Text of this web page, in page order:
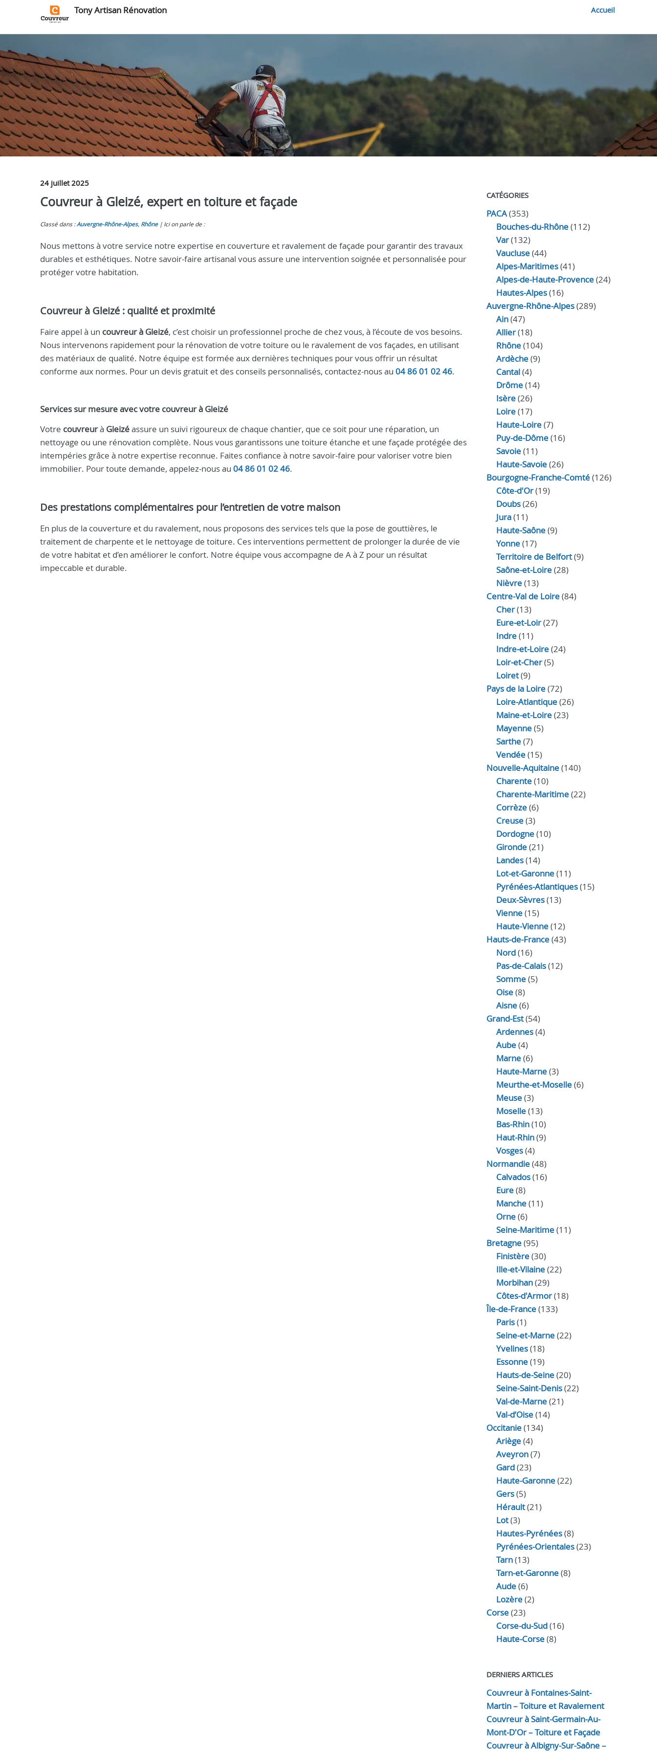
Tony Artisan Rénovation Accueil
24 juillet 2025
Couvreur à Gleizé, expert en toiture et façade
Classé dans :Auvergne-Rhône-Alpes, Rhône Ici on parle de :
Nous mettons à votre service notre expertise en couverture et ravalement de façade pour garantir des travaux
durables et esthétiques. Notre savoir-faire artisanal vous assure une intervention soignée et personnalisée pour
protéger votre habitation.
Couvreur à Gleizé : qualité et proximité
Faire appel à un couvreur à Gleizé, c’est choisir un professionnel proche de chez vous, à l’écoute de vos besoins.
Nous intervenons rapidement pour la rénovation de votre toiture ou le ravalement de vos façades, en utilisant
des matériaux de qualité. Notre équipe est formée aux dernières techniques pour vous offrir un résultat
conforme aux normes. Pour un devis gratuit et des conseils personnalisés, contactez-nous au 04 86 01 02 46.
Services sur mesure avec votre couvreurà Gleizé
Votre couvreurà Gleizéassure un suivi rigoureux de chaque chantier, que ce soit pour une réparation, un
nettoyage ou une rénovation complète. Nous vous garantissons une toiture étanche et une façade protégée des
intempéries grâce à notre expertise reconnue. Faites confiance à notre savoir-faire pour valoriser votre bien
immobilier. Pour toute demande, appelez-nous au 04 86 01 02 46.
Des prestations complémentaires pour l’entretien de votre maison
En plus de la couverture et du ravalement, nous proposons des services tels que la pose de gouttières, le
traitement de charpente et le nettoyage de toiture. Ces interventions permettent de prolonger la durée de vie
de votre habitat et d’en améliorer le confort. Notre équipe vous accompagne de A à Z pour un résultat
impeccable et durable.
CATÉGORIES
PACA(353)
Bouches-du-Rhône(112)
Var(132)
Vaucluse(44)
Alpes-Maritimes(41)
Alpes-de-Haute-Provence(24)
Hautes-Alpes(16)
Auvergne-Rhône-Alpes(289)
Ain(47)
Allier(18)
Rhône(104)
Ardèche(9)
Cantal(4)
Drôme(14)
Isère(26)
Loire(17)
Haute-Loire(7)
Puy-de-Dôme(16)
Savoie(11)
Haute-Savoie(26)
Bourgogne-Franche-Comté(126)
Côte-d'Or(19)
Doubs(26)
Jura(11)
Haute‑Saône(9)
Yonne(17)
Territoire de Belfort(9)
Saône-et-Loire(28)
Nièvre(13)
Centre-Val de Loire(84)
Cher(13)
Eure‑et‑Loir(27)
Indre(11)
Indre‑et‑Loire(24)
Loir‑et‑Cher(5)
Loiret(9)
Pays de la Loire(72)
Loire-Atlantique(26)
Maine-et-Loire(23)
Mayenne(5)
Sarthe(7)
Vendée(15)
Nouvelle-Aquitaine(140)
Charente(10)
Charente-Maritime(22)
Corrèze(6)
Creuse(3)
Dordogne(10)
Gironde(21)
Landes(14)
Lot-et-Garonne(11)
Pyrénées-Atlantiques(15)
Deux-Sèvres(13)
Vienne(15)
Haute-Vienne(12)
Hauts-de-France(43)
Nord(16)
Pas-de-Calais(12)
Somme(5)
Oise(8)
Aisne(6)
Grand-Est(54)
Ardennes(4)
Aube(4)
Marne(6)
Haute-Marne(3)
Meurthe-et-Moselle(6)
Meuse(3)
Moselle(13)
Bas-Rhin(10)
Haut-Rhin(9)
Vosges(4)
Normandie(48)
Calvados(16)
Eure(8)
Manche(11)
Orne(6)
Seine-Maritime(11)
Bretagne(95)
Finistère(30)
Ille-et-Vilaine(22)
Morbihan(29)
Côtes-d'Armor(18)
Île-de-France(133)
Paris(1)
Seine-et-Marne(22)
Yvelines(18)
Essonne(19)
Hauts-de-Seine(20)
Seine-Saint-Denis(22)
Val-de-Marne(21)
Val-d’Oise(14)
Occitanie(134)
Ariège(4)
Aveyron(7)
Gard(23)
Haute-Garonne(22)
Gers(5)
Hérault(21)
Lot(3)
Hautes-Pyrénées(8)
Pyrénées-Orientales(23)
Tarn(13)
Tarn-et-Garonne(8)
Aude(6)
Lozère(2)
Corse(23)
Corse-du-Sud(16)
Haute-Corse(8)
DERNIERS ARTICLES
Couvreur à Fontaines-Saint-
Martin – Toiture et Ravalement
Couvreur à Saint-Germain-Au-
Mont-D'Or – Toiture et Façade
Couvreur à Albigny-Sur-Saône –